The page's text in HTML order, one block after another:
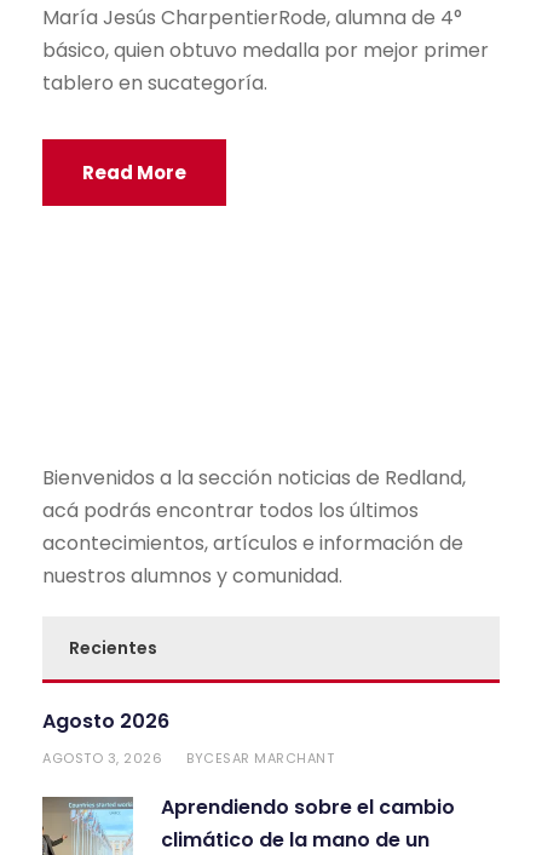
María Jesús CharpentierRode, alumna de 4°
básico, quien obtuvo medalla por mejor primer
tablero en sucategoría.
Read More
Bienvenidos a la sección noticias de Redland,
acá podrás encontrar todos los últimos
acontecimientos, artículos e información de
nuestros alumnos y comunidad.
Recientes
Agosto 2026
AGOSTO 3, 2026 BYCESAR MARCHANT
Aprendiendo sobre el cambio
climático de la mano de un